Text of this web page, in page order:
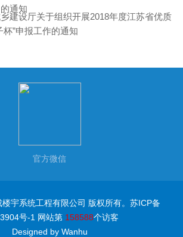
通知
建设厅关于组织开展2018年度江苏省优质
杯”申报工作的通知
官方微信
宇系统工程有限公司 版权所有。 苏ICP备
号-1 网站第 158588个访客
Designed by Wanhu